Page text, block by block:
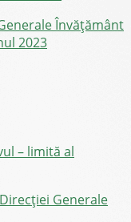
Învățământ
2023
– limită al
Generale